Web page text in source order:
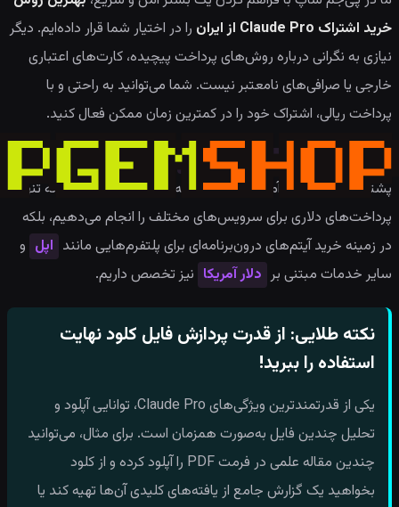
خرید اشتراک Claude Pro از ایران
را در اختیار شما قرار داده‌ایم. دیگر
نیازی به نگرانی درباره روش‌های پرداخت پیچیده، کارت‌های اعتباری
خارجی یا صرافی‌های نامعتبر نیست. شما می‌توانید به راحتی و با
پرداخت ریالی، اشتراک خود را در کمترین زمان ممکن فعال کنید.
فروشگاه پی‌جم شاپ بسیار ساده است و تیم
پشتیبانی ما همواره آماده پاسخگویی به سوالات شماست. ما نه تنها
پرداخت‌های دلاری برای سرویس‌های مختلف را انجام می‌دهیم، بلکه
در زمینه خرید آیتم‌های درون‌برنامه‌ای برای پلتفرم‌هایی مانند اپل و
سایر خدمات مبتنی بر دلار آمریکا نیز تخصص داریم.
نکته طلایی: از قدرت پردازش فایل کلود نهایت
استفاده را ببرید!
یکی از قدرتمندترین ویژگی‌های Claude Pro، توانایی آپلود و
تحلیل چندین فایل به‌صورت همزمان است. برای مثال، می‌توانید
چندین مقاله علمی در فرمت PDF را آپلود کرده و از کلود
بخواهید یک گزارش جامع از یافته‌های کلیدی آن‌ها تهیه کند یا